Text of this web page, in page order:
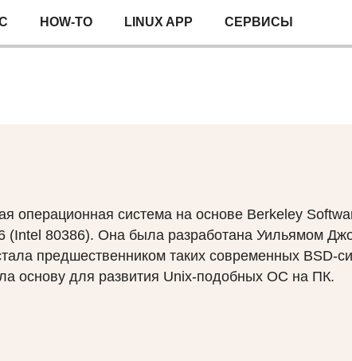
HOW-TO LINUX APP СЕРВИСЫ
операционная система на основе Berkeley
(Intel 80386). Она была разработана Уильямом
предшественником таких современных BSD-
основу для развития Unix-подобных ОС на ПК.